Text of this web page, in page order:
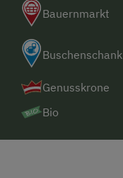
Bauernmarkt
Buschenschank
Genusskrone
Bio